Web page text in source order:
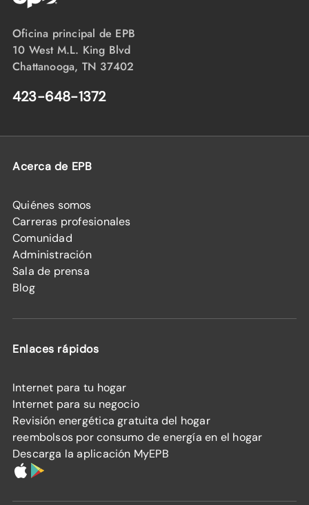
Oficina principal de EPB
10 West M.L. King Blvd
Chattanooga, TN 37402
423-648-1372
Acerca de EPB
Quiénes somos
Carreras profesionales
Comunidad
Administración
Sala de prensa
Blog
Enlaces rápidos
Internet para tu hogar
Internet para su negocio
Revisión energética gratuita del hogar
reembolsos por consumo de energía en el hogar
Descarga la aplicación MyEPB